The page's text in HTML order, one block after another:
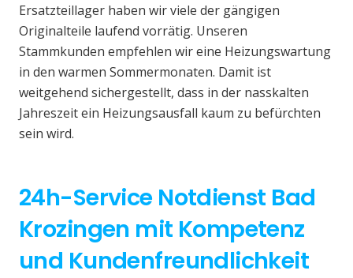
Ersatzteillager haben wir viele der gängigen
Originalteile laufend vorrätig. Unseren
Stammkunden empfehlen wir eine Heizungswartung
in den warmen Sommermonaten. Damit ist
weitgehend sichergestellt, dass in der nasskalten
Jahreszeit ein Heizungsausfall kaum zu befürchten
sein wird.
24h-Service Notdienst Bad
Krozingen mit Kompetenz
und Kundenfreundlichkeit